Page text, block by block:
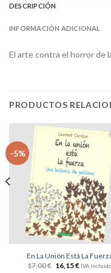
DESCRIPCIÓN
INFORMACIÓN ADICIONAL
El arte contra el horror de
PRODUCTOS
-5%
En La Unión Está La
17,00€ 16,15€ IVA incluido